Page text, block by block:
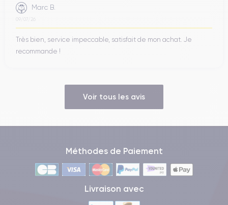
Marc B.
09/07/26
Très bien, service impeccable, satisfait de mon achat. Je
recommande !
Voir tous les avis
Méthodes de Paiement
Livraison avec